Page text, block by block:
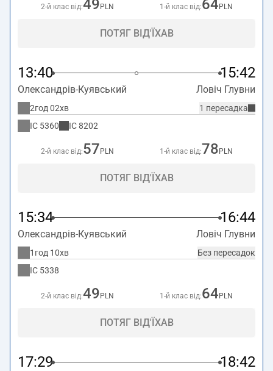
2-й клас від:49 PLN 1-й клас від:64 PLN
ПОТЯГ ВІД'ЇХАВ
13:40 15:42
Олександрів-Куявський Ловіч Глувни
1 пересадка
2год 02хв
IC 5360 IC8202
2-й клас від:57 PLN 1-й клас від:78 PLN
ПОТЯГ ВІД'ЇХАВ
15:34 16:44
Олександрів-Куявський Ловіч Глувни
Без пересадок
1год 10хв
IC 5338
2-й клас від:49 PLN 1-й клас від:64 PLN
ПОТЯГ ВІД'ЇХАВ
17:29 18:42